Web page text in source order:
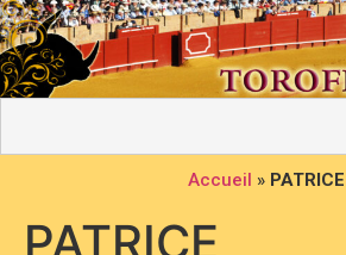
Accueil » PATRICE
PATRICE